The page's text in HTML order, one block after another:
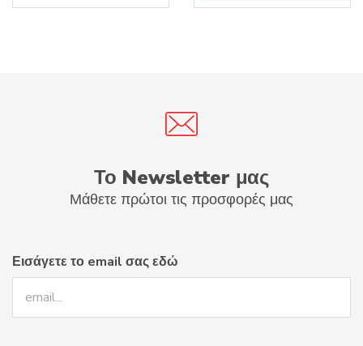
Το Newsletter μας
Μάθετε πρώτοι τις προσφορές μας
Εισάγετε το email σας εδώ